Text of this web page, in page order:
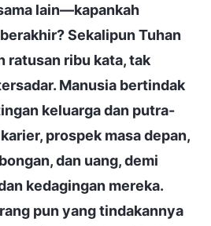
lain—kapankah
Sekalipun Tuhan
ratusan ribu kata, tak
Manusia bertindak
keluarga dan putra-
prospek masa depan,
dan uang, demi
kedagingan mereka.
pun yang tindakannya